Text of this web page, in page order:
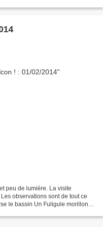
peu de lumière. La visite
observations sont de tout ce
le bassin Un Fuligule morillon